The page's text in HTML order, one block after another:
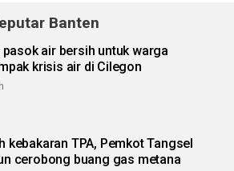
Banten
air bersih untuk warga
krisis air di Cilegon
kebakaran TPA, Pemkot Tangsel
cerobong buang gas metana